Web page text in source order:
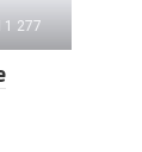
1 277